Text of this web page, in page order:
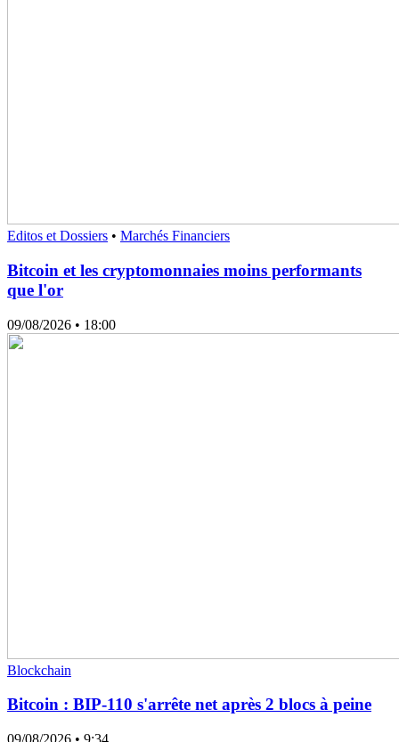
Editos et Dossiers • Marchés Financiers
Bitcoin et les cryptomonnaies moins performants
que l'or
09/08/2026 • 18:00
Blockchain
Bitcoin : BIP-110 s'arrête net après 2 blocs à peine
09/08/2026 • 9:34